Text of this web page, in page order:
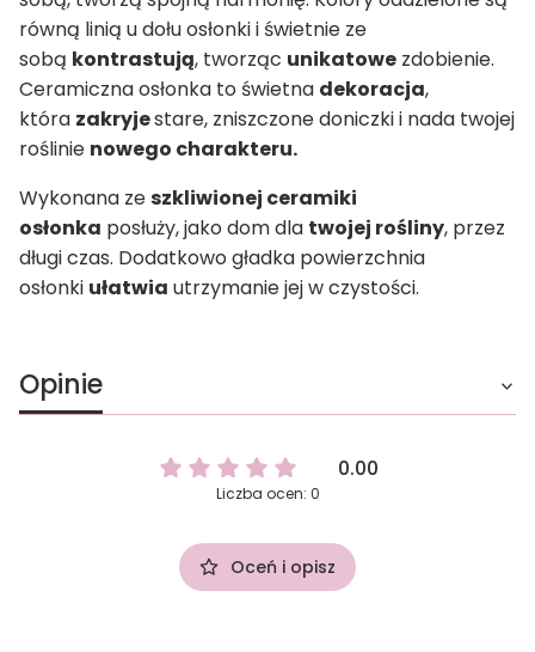
równą linią u dołu osłonki i świetnie ze
sobą kontrastują, tworząc unikatowe zdobienie.
Ceramiczna osłonka to świetna dekoracja,
która zakryjestare, zniszczone doniczki i nada twojej
roślinie nowego charakteru.
Wykonana zeszkliwionej ceramiki
osłonka posłuży, jako dom dla twojej rośliny, przez
długi czas. Dodatkowo gładka powierzchnia
osłonki ułatwia utrzymanie jej w czystości.
Opinie
0.00
Liczba ocen: 0
Oceń i opisz